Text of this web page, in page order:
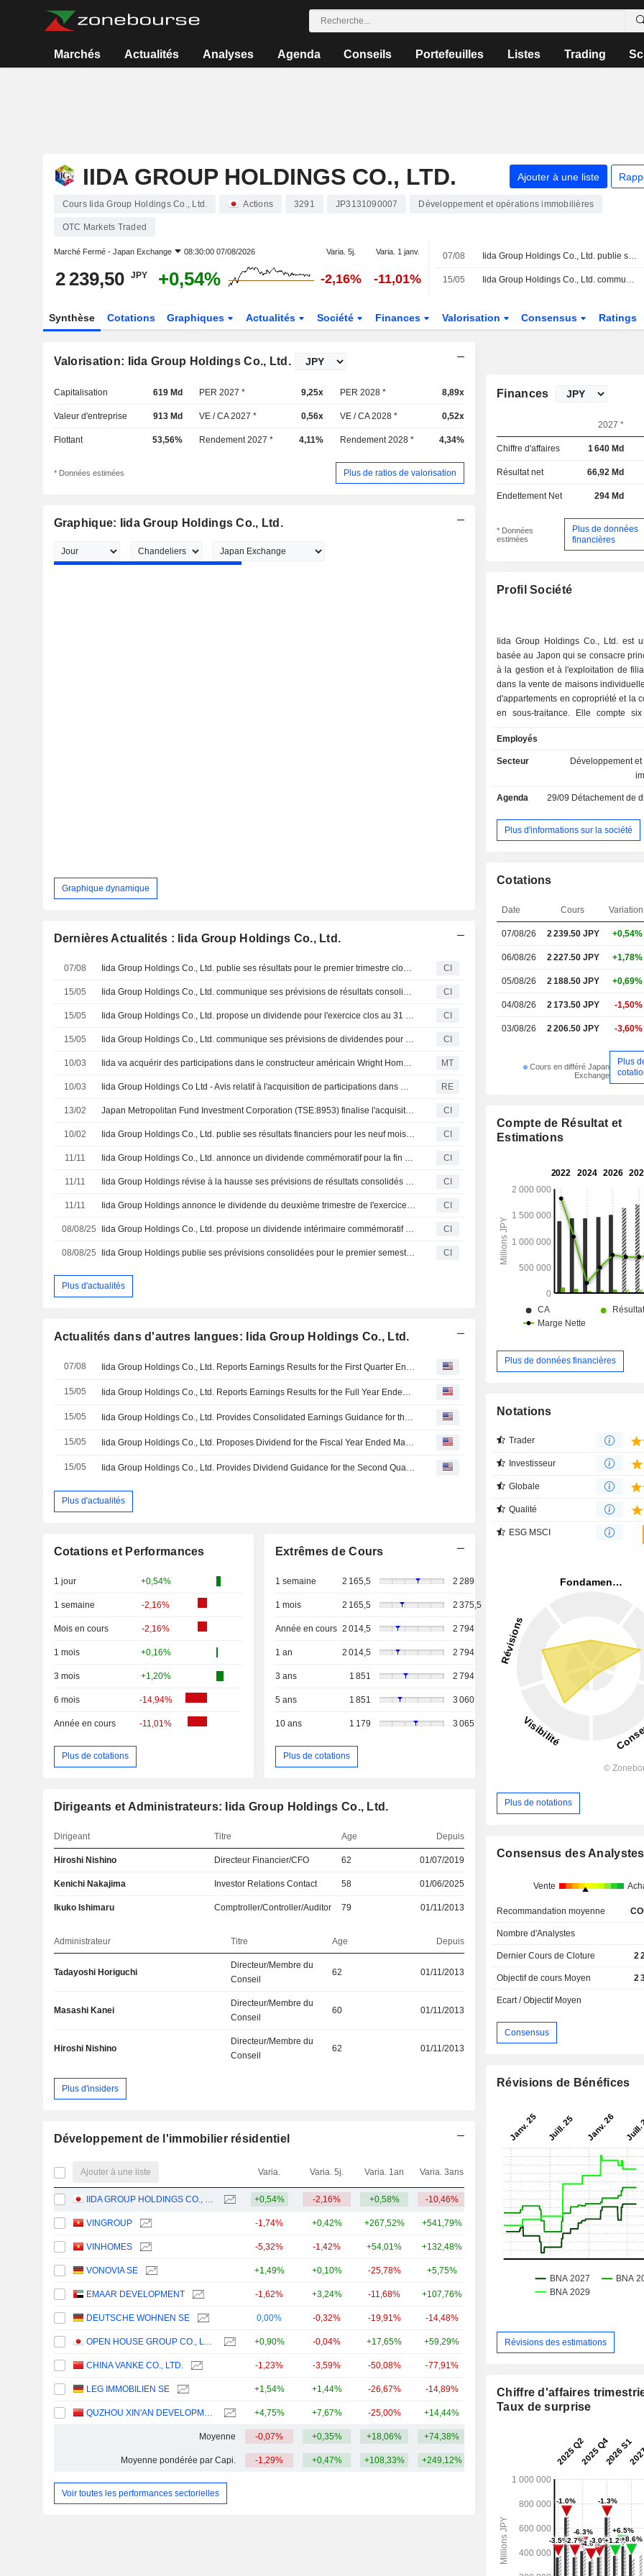
Marchés Actualités Analyses Agenda Conseils Portefeuilles Listes Trading
IIDA GROUP HOLDINGS CO., LTD. Ajouter à une liste
Cours Iida Group Holdings Co., Ltd. Actions 3291 JP3131090007 Développement et opérations immobilières
OTC Markets Traded
Marché Fermé - Japan Exchange 08:30:00 07/08/2026 Varia. 5j. Varia. 1 janv.
2 239,50 JPY +0,54% -2,16% -11,01%
07/08 Iida Group Holdings Co., Ltd. publie ses résultats pour le premier trimestre clos le 30 juin 2026
15/05 Iida Group Holdings Co., Ltd. communique ses prévisions de résultats consolidés pour le premier semestre et l'exercice clos au 31 mars 2027
Synthèse Cotations Graphiques Actualités Société Finances Valorisation Consensus Ratings
Valorisation: Iida Group Holdings Co., Ltd.
Capitalisation 619 Md PER 2027 * 9,25x PER 2028 * 8,89x
Valeur d'entreprise 913 Md VE / CA 2027 * 0,56x VE / CA 2028 * 0,52x
Flottant 53,56% Rendement 2027 * 4,11% Rendement 2028 * 4,34%
* Données estimées Plus de ratios de valorisation
Graphique: Iida Group Holdings Co., Ltd.
Graphique dynamique
Dernières Actualités : Iida Group Holdings Co., Ltd.
07/08 Iida Group Holdings Co., Ltd. publie ses résultats pour le premier trimestre clos le 30 juin 2026 CI
15/05 Iida Group Holdings Co., Ltd. communique ses prévisions de résultats consolidés pour le premier semestre et l'exercice clos au 31 mars 2027 CI
15/05 Iida Group Holdings Co., Ltd. propose un dividende pour l'exercice clos au 31 mars 2026, payable le 26 juin 2026 CI
15/05 Iida Group Holdings Co., Ltd. communique ses prévisions de dividendes pour le deuxième trimestre et l'exercice clos le 31 mars 2027 CI
10/03 Iida va acquérir des participations dans le constructeur américain Wright Homes Group MT
10/03 Iida Group Holdings Co Ltd - Avis relatif à l'acquisition de participations dans Wright Homes Group aux États-Unis en vue d'en faire une nouvelle filiale et modifications au sein des filiales RE
13/02 Japan Metropolitan Fund Investment Corporation (TSE:8953) finalise l'acquisition de JMF-Bldg. Okinawa Kokusai-Dori 01 auprès de Iida Group Holdings Co., Ltd. (TSE:3291) CI
10/02 Iida Group Holdings Co., Ltd. publie ses résultats financiers pour les neuf mois clos le 31 décembre 2025 CI
11/11 Iida Group Holdings Co., Ltd. annonce un dividende commémoratif pour la fin du deuxième trimestre de l'exercice clos le 31 mars 2026, payable le 5 décembre 2025 CI
11/11 Iida Group Holdings révise à la hausse ses prévisions de résultats consolidés pour l'exercice clos au 31 mars 2026 CI
11/11 Iida Group Holdings annonce le dividende du deuxième trimestre de l'exercice clos le 31 mars 2026 et publie ses prévisions de dividende CI
08/08/25 Iida Group Holdings Co., Ltd. propose un dividende intérimaire commémoratif pour la fin du deuxième trimestre de l'exercice se terminant en mars 2026 CI
08/08/25 Iida Group Holdings publie ses prévisions consolidées pour le premier semestre et l'exercice 2025-2026 CI
Plus d'actualités
Actualités dans d'autres langues: Iida Group Holdings Co., Ltd.
07/08
15/05
15/05
15/05
15/05
Plus d'actualités
Cotations et Performances
1 jour +0,54%
1 semaine -2,16%
Mois en cours -2,16%
1 mois +0,16%
3 mois +1,20%
6 mois -14,94%
Année en cours -11,01%
Plus de cotations
Extrêmes de Cours
1 semaine 2 165,5 2 289
1 mois 2 165,5 2 375,5
Année en cours 2 014,5 2 794
1 an 2 014,5 2 794
3 ans 1 851 2 794
5 ans 1 851 3 060
10 ans 1 179 3 065
Plus de cotations
Dirigeants et Administrateurs: Iida Group Holdings Co., Ltd.
Dirigeant Titre Age Depuis
Hiroshi Nishino Directeur Financier/CFO 62 01/07/2019
Kenichi Nakajima Investor Relations Contact 58 01/06/2025
Ikuko Ishimaru Comptroller/Controller/Auditor 79 01/11/2013
Administrateur Titre Age Depuis
Tadayoshi Horiguchi
Directeur/Membre du
Conseil
62 01/11/2013
Masashi Kanei
Directeur/Membre du
Conseil
60 01/11/2013
Hiroshi Nishino
Directeur/Membre du
Conseil
62 01/11/2013
Plus d'insiders
Développement de l'immobilier résidentiel
Ajouter à une liste Varia. Varia. 5j. Varia. 1an Varia. 3ans Capi.($)
IIDA GROUP HOLDINGS CO., LTD. +0,54% -2,16% +0,58% -10,46% 3,92 Md
VINGROUP -1,74% +0,42% +267,52% +541,79% 61,52 Md
VINHOMES -5,32% -1,42% +54,01% +132,48% 22,88 Md
VONOVIA SE +1,49% +0,10% -25,78% +5,75%
EMAAR DEVELOPMENT -1,62% +3,24% -11,68% +107,76%
DEUTSCHE WOHNEN SE 0,00% -0,32% -19,91% -14,48%
OPEN HOUSE GROUP CO., LTD. +0,90% -0,04% +17,65% +59,29% 5,96 Md
CHINA VANKE CO., LTD. -1,23% -3,59% -50,08% -77,91%
LEG IMMOBILIEN SE +1,54% +1,44% -26,67% -14,89% 4,61 Md
QUZHOU XIN'AN DEVELOPMENT CO., LTD. +4,75% +7,67% -25,00% +14,44% 3,87 Md
Moyenne -0,07% +0,35% +18,06% +74,38%
Moyenne pondérée par Capi. -1,29% +0,47% +108,33% +249,12%
Voir toutes les performances sectorielles
Finances
2027 *
Chiffre d'affaires 1 640 Md
Résultat net 66,92 Md
Endettement Net 294 Md
* Données
estimées
Plus de données
financières
Profil Société
Iida Group Holdings Co., Ltd. est
basée au Japon qui se consacre
à la gestion et à l'exploitation de
dans la vente de maisons
d'appartements en copropriété et la
en sous-traitance. Elle compte six
Ichiken exerce ses activités dans
maisons individuelles, la vente
en copropriété, la construction en
groupe Iida Sangyo exerce des
d'appartements en copropriété, de
en sous-traitance, de location
du groupe Toei Housing exerce des
en sous-traitance et autres. Les
d’activité du groupe Tact Home,
la vente de maisons
activités. Ils exercent également des
fabrication et de vente de
Employés
Secteur
Développement
Agenda 29/09 Détachement de
Plus d'informations sur la société
Cotations
Date Cours Variation
07/08/26 2 239.50 JPY +0,54%
06/08/26 2 227.50 JPY +1,78%
05/08/26 2 188.50 JPY +0,69%
04/08/26 2 173.50 JPY -1,50%
03/08/26 2 206.50 JPY -3,60%
Cours en différé Japan
Exchange
Plus
Compte de Résultat et
Estimations
Plus de données financières
Notations
Trader
Investisseur
Globale
Qualité
ESG MSCI
Plus de notations
Consensus des Analystes
Vente
Recommandation moyenne
Nombre d'Analystes
Dernier Cours de Cloture 2
Objectif de cours Moyen 2
Ecart / Objectif Moyen
Consensus
Révisions de Bénéfices
Révisions des estimations
Chiffre d'affaires
Taux de surprise